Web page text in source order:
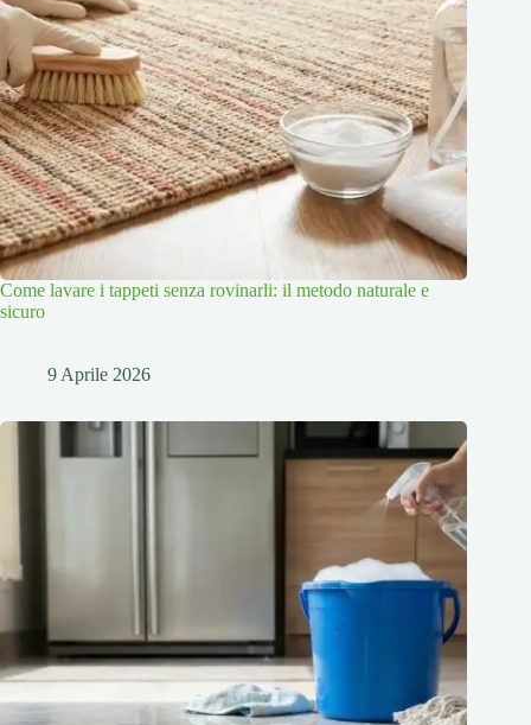
Come lavare i tappeti senza rovinarli: il metodo naturale e
sicuro
9 Aprile 2026